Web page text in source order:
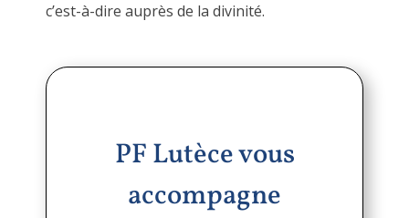
c’est-à-dire auprès de la divinité.
PF Lutèce vous
accompagne